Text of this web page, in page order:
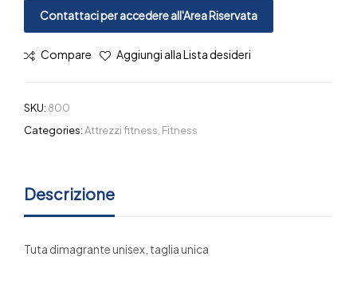
Contattaci per accedere all'Area Riservata
Compare Aggiungi alla Lista desideri
SKU: 800
Categories:Attrezzi fitness Fitness
Descrizione
Tuta dimagrante unisex, taglia unica